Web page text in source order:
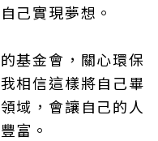
己實現夢想。
基金會，關心環保
相信這樣將自己畢
域，會讓自己的人
富。